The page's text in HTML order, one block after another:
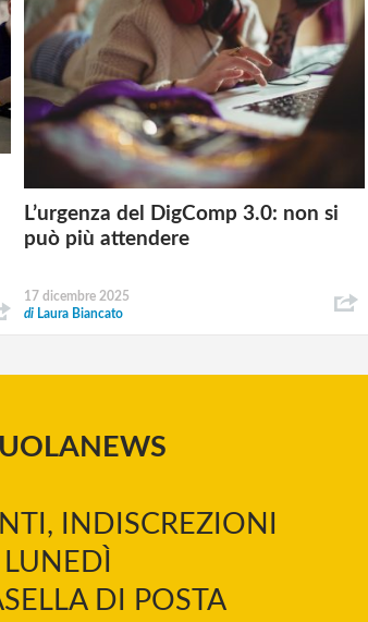
L’urgenza del DigComp 3.0: non si
può più attendere
17 dicembre 2025
di Laura Biancato
INDISCREZIONI
DI POSTA